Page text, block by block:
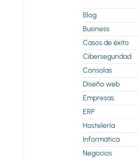
Blog
Business
Casos de éxito
Ciberseguridad
Consolas
Diseño web
Empresas
ERP
Hostelería
Informática
Negocios